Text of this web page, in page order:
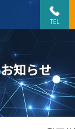
TEL
お知らせ